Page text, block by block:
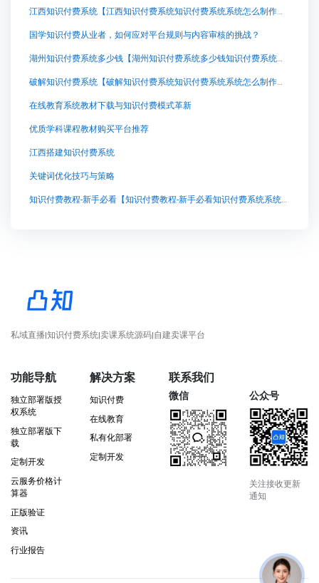
江西知识付费系统【江西知识付费系统知识付费系统系统怎么制作，知识付费系统搭建使用教程】
国学知识付费从业者，如何应对平台规则与内容审核的挑战？
湖州知识付费系统多少钱【湖州知识付费系统多少钱知识付费系统系统怎么制作，知识付费系统搭建使用教程】
破解知识付费系统【破解知识付费系统知识付费系统系统怎么制作，知识付费系统搭建使用教程】
在线教育系统教材下载与知识付费模式革新
优质学科课程教材购买平台推荐
江西搭建知识付费系统
关键词优化技巧与策略
知识付费教程-新手必看【知识付费教程-新手必看知识付费系统系统怎么制作，知识付费系统搭建使用教程】
私域直播|知识付费系统|卖课系统源码|自建卖课平台
功能导航
独立部署版授
权系统
独立部署版下
载
定制开发
云服务价格计
算器
正版验证
资讯
行业报告
解决方案
知识付费
在线教育
私有化部署
定制开发
联系我们
微信 公众号
关注接收更新
通知